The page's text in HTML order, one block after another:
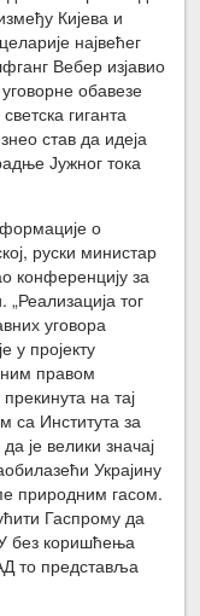
Кијева и
највећег
Вебер изјавио
обавезе
гиганта
став да идеја
Јужног тока
о
руски министар
конференцију за
„Реализација тог
уговора
у пројекту
правом
на тај
са Института за
је велики значај
Украјину
природним гасом.
Гаспрому да
без коришћења
то представља